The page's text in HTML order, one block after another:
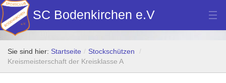
SC Bodenkirchen e.V
Hauptverein
Fußball
Sie sind hier: Startseite / Stockschützen
/
Kreismeisterschaft der Kreisklasse A